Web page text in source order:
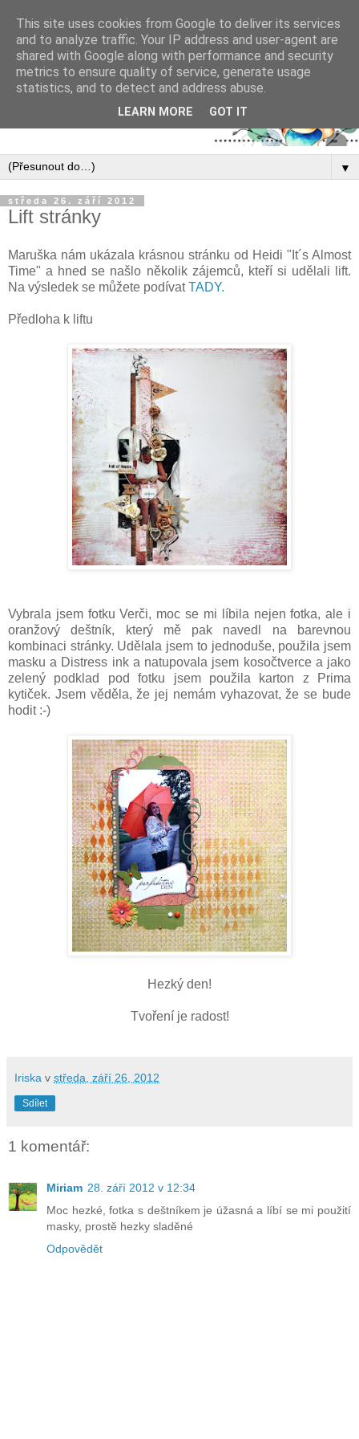
▼
středa 26. září 2012
Lift stránky
Maruška nám ukázala krásnou stránku od Heidi "It´s Almost
Time" a hned se našlo několik zájemců, kteří si udělali lift.
Na výsledek se můžete podívatTADY.
Předloha k liftu
Vybrala jsem fotku Verči, moc se mi líbila nejen fotka, ale i
oranžový deštník, který mě pak navedl na barevnou
kombinaci stránky. Udělala jsem to jednoduše, použila jsem
masku a Distress ink a natupovala jsem kosočtverce a jako
zelený podklad pod fotku jsem použila karton z Prima
kytiček. Jsem věděla, že jej nemám vyhazovat, že se bude
hodit :-)
Hezký den!
Tvoření je radost!
Iriska v středa, září 26, 2012
Sdílet
1 komentář:
Miriam 28. září 2012 v 12:34
Moc hezké, fotka s deštníkem je úžasná a líbí se mi použití
masky, prostě hezky sladěné
Odpovědět
This site uses cookies from Google to deliver its services
and to analyze traffic. Your IP address and user-agent are
shared with Google along with performance and security
metrics to ensure quality of service, generate usage
statistics, and to detect and address abuse.
LEARN MORE GOT IT